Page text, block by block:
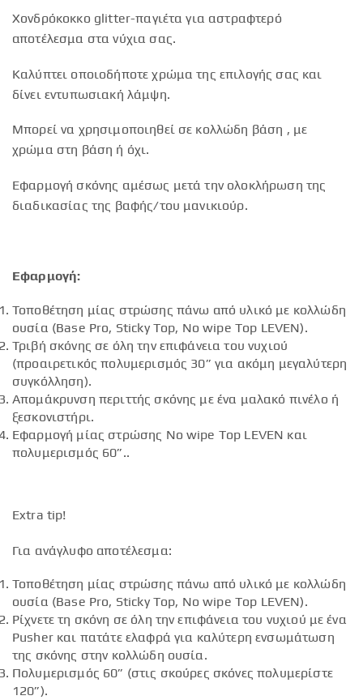
Χονδρόκοκκο glitter-παγιέτα για αστραφτερό
αποτέλεσμα στα νύχια σας.
Καλύπτει οποιοδήποτε χρώμα της επιλογής σας και
δίνει εντυπωσιακή λάμψη.
Μπορεί να χρησιμοποιηθεί σε κολλώδη βάση , με
χρώμα στη βάση ή όχι.
Εφαρμογή σκόνης αμέσως μετά την ολοκλήρωση της
διαδικασίας της βαφής/του μανικιούρ.
Εφαρμογή:
Τοποθέτηση μίας στρώσης πάνω από υλικό με κολλώδη
ουσία (Base Pro, Sticky Top, No wipe Top LEVEN).
Τριβή σκόνης σε όλη την επιφάνεια του νυχιού
(προαιρετικός πολυμερισμός 30” για ακόμη μεγαλύτερη
συγκόλληση).
Απομάκρυνση περιττής σκόνης με ένα μαλακό πινέλο ή
ξεσκονιστήρι.
Εφαρμογή μίας στρώσης No wipe Top LEVEN και
πολυμερισμός 60”..
Extra tip!
Για ανάγλυφο αποτέλεσμα:
Τοποθέτηση μίας στρώσης πάνω από υλικό με κολλώδη
ουσία (Base Pro, Sticky Top, No wipe Top LEVEN).
Ρίχνετε τη σκόνη σε όλη την επιφάνεια του νυχιού με ένα
Pusher και πατάτε ελαφρά για καλύτερη ενσωμάτωση
της σκόνης στην κολλώδη ουσία.
Πολυμερισμός 60” (στις σκούρες σκόνες πολυμερίστε
120”).